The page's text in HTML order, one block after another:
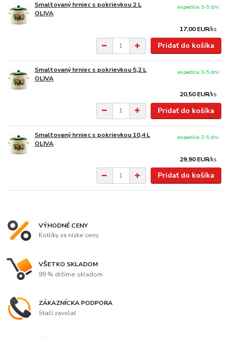
Smaltovaný hrniec s pokrievkou 2 L
OLIVA
17,00 EUR/ks
expedícia 3-5 dní
Pridať do košíka
Smaltovaný hrniec s pokrievkou 5,2 L
OLIVA
20,50 EUR/ks
expedícia 3-5 dní
Pridať do košíka
Smaltovaný hrniec s pokrievkou 10,4 L
OLIVA
29,90 EUR/ks
expedícia 3-5 dní
Pridať do košíka
VÝHODNÉ CENY
Kotlíky za nízke ceny
VŠETKO SKLADOM
99 % držíme skladom
ZÁKAZNÍCKA PODPORA
Stačí zavolať